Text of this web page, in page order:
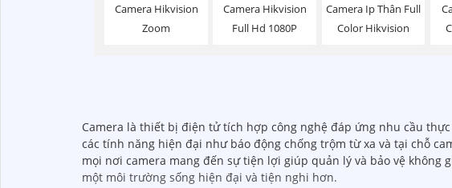
Camera Hikvision
Zoom
Camera Hikvision
Full Hd 1080P
Camera Ip Thân Full
Color Hikvision
Camera là thiết bị điện tử tích hợp công nghệ đáp ứng nhu cầu
các tính năng hiện đại như báo động chống trộm từ xa và tại chỗ
mọi nơi camera mang đến sự tiện lợi giúp quản lý và bảo vệ không
một môi trường sống hiện đại và tiện nghi hơn.